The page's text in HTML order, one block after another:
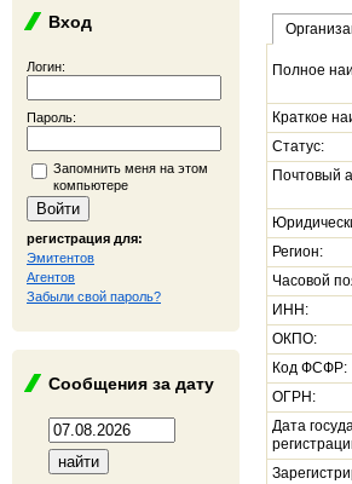
Вход
Логин:
Пароль:
Запомнить меня на этом
компьютере
регистрация для:
Эмитентов
Агентов
Забыли свой пароль?
Сообщения за дату
Полное
Краткое
Статус:
Почтовый
Регион:
Часовой
ИНН:
ОКПО:
Код ФСФР:
ОГРН:
Дата